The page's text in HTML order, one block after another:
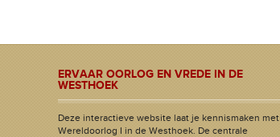
ERVAAR OORLOG EN VREDE IN DE
WESTHOEK
Deze interactieve website laat je kennismaken met
Wereldoorlog I in de Westhoek. De centrale